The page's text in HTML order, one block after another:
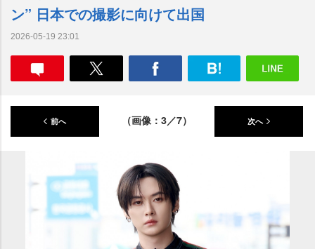
ン” 日本での撮影に向けて出国
2026-05-19 23:01
前へ （画像：3／7） 次へ